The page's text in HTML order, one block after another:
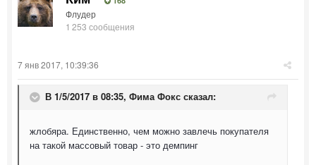
Флудер
1 253 сообщения
7 янв 2017, 10:39:36
В 1/5/2017 в 08:35, Фима Фокс сказал:
жлобяра. Единственно, чем можно завлечь покупателя
на такой массовый товар - это демпинг